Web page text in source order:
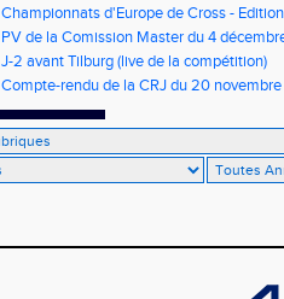
Championnats d'Europe de Cross -
PV de la Comission Master du 4
J-2 avant Tilburg (live de la compétition)
Compte-rendu de la CRJ du 20 novembre